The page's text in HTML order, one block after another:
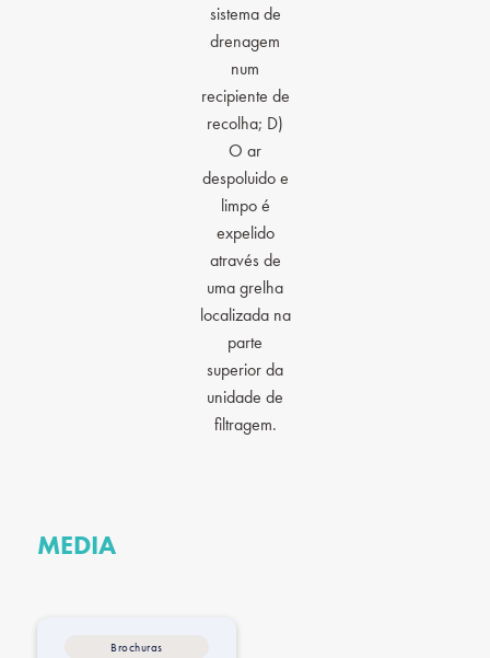
sistema de
drenagem
num
recipiente de
recolha; D)
O ar
despoluido e
limpo é
expelido
através de
uma grelha
localizada na
parte
superior da
unidade de
filtragem.
MEDIA
Brochuras